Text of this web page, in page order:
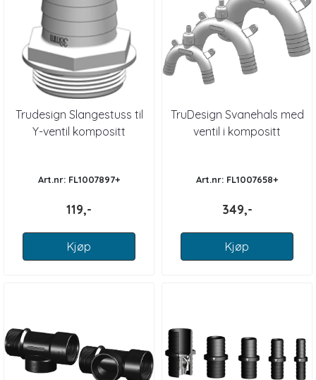
Trudesign Slangestuss til
Y-ventil kompositt
Art.nr: FL1007897+
119,-
Kjøp
TruDesign Svanehals med
ventil i kompositt
Art.nr: FL1007658+
349,-
Kjøp